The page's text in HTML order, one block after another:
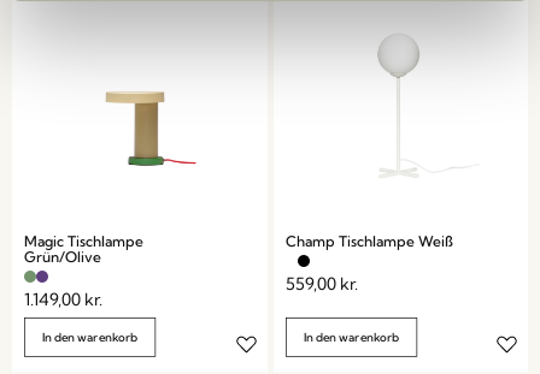
Magic Tischlampe
Grün/Olive
1.149,00 kr.
In den warenkorb
Champ Tischlampe Weiß
559,00 kr.
In den warenkorb